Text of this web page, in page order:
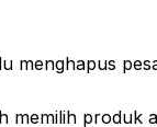
menghapus
memilih produk